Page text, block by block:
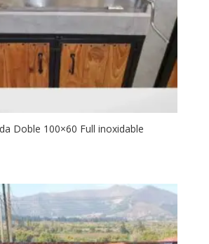
Doble 100×60 Full inoxidable